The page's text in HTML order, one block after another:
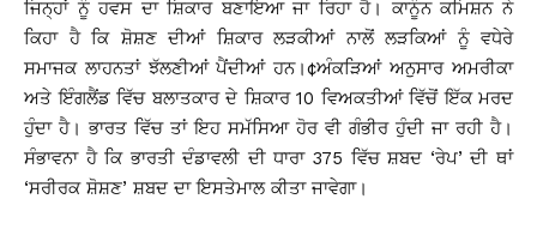
ਜਿਨ੍ਹਾਂ ਨੂੰ ਹਵਸ ਦਾ ਸ਼ਿਕਾਰ ਬਣਾਇਆ ਜਾ ਰਿਹਾ ਹੈ। ਕਾਨੂੰਨ ਕਮਿਸ਼ਨ ਨੇ
ਕਿਹਾ ਹੈ ਕਿ ਸ਼ੋਸ਼ਣ ਦੀਆਂ ਸ਼ਿਕਾਰ ਲੜਕੀਆਂ ਨਾਲੋਂ ਲੜਕਿਆਂ ਨੂੰ ਵਧੇਰੇ
ਸਮਾਜਕ ਲਾਹਨਤਾਂ ਝੱਲਣੀਆਂ ਪੈਂਦੀਆਂ ਹਨ।¢ਅੰਕੜਿਆਂ ਅਨੁਸਾਰ ਅਮਰੀਕਾ
ਅਤੇ ਇੰਗਲੈਂਡ ਵਿੱਚ ਬਲਾਤਕਾਰ ਦੇ ਸ਼ਿਕਾਰ 10 ਵਿਅਕਤੀਆਂ ਵਿੱਚੋਂ ਇੱਕ ਮਰਦ
ਹੁੰਦਾ ਹੈ। ਭਾਰਤ ਵਿੱਚ ਤਾਂ ਇਹ ਸਮੱਸਿਆ ਹੋਰ ਵੀ ਗੰਭੀਰ ਹੁੰਦੀ ਜਾ ਰਹੀ ਹੈ।
ਸੰਭਾਵਨਾ ਹੈ ਕਿ ਭਾਰਤੀ ਦੰਡਾਵਲੀ ਦੀ ਧਾਰਾ 375 ਵਿੱਚ ਸ਼ਬਦ ‘ਰੇਪ’ ਦੀ ਥਾਂ
‘ਸਰੀਰਕ ਸ਼ੋਸ਼ਣ’ ਸ਼ਬਦ ਦਾ ਇਸਤੇਮਾਲ ਕੀਤਾ ਜਾਵੇਗਾ।